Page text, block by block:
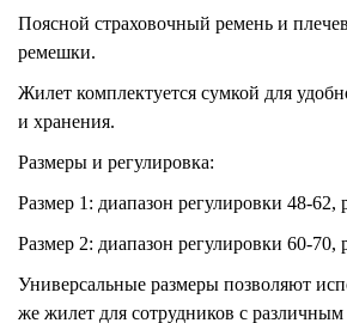
Поясной страховочный ремень и
ремешки.
Жилет комплектуется сумкой для
и хранения.
Размеры и регулировка:
Размер 1: диапазон регулировки 48-62,
Размер 2: диапазон регулировки 60-70,
Универсальные размеры позволяют
же жилет для сотрудников с